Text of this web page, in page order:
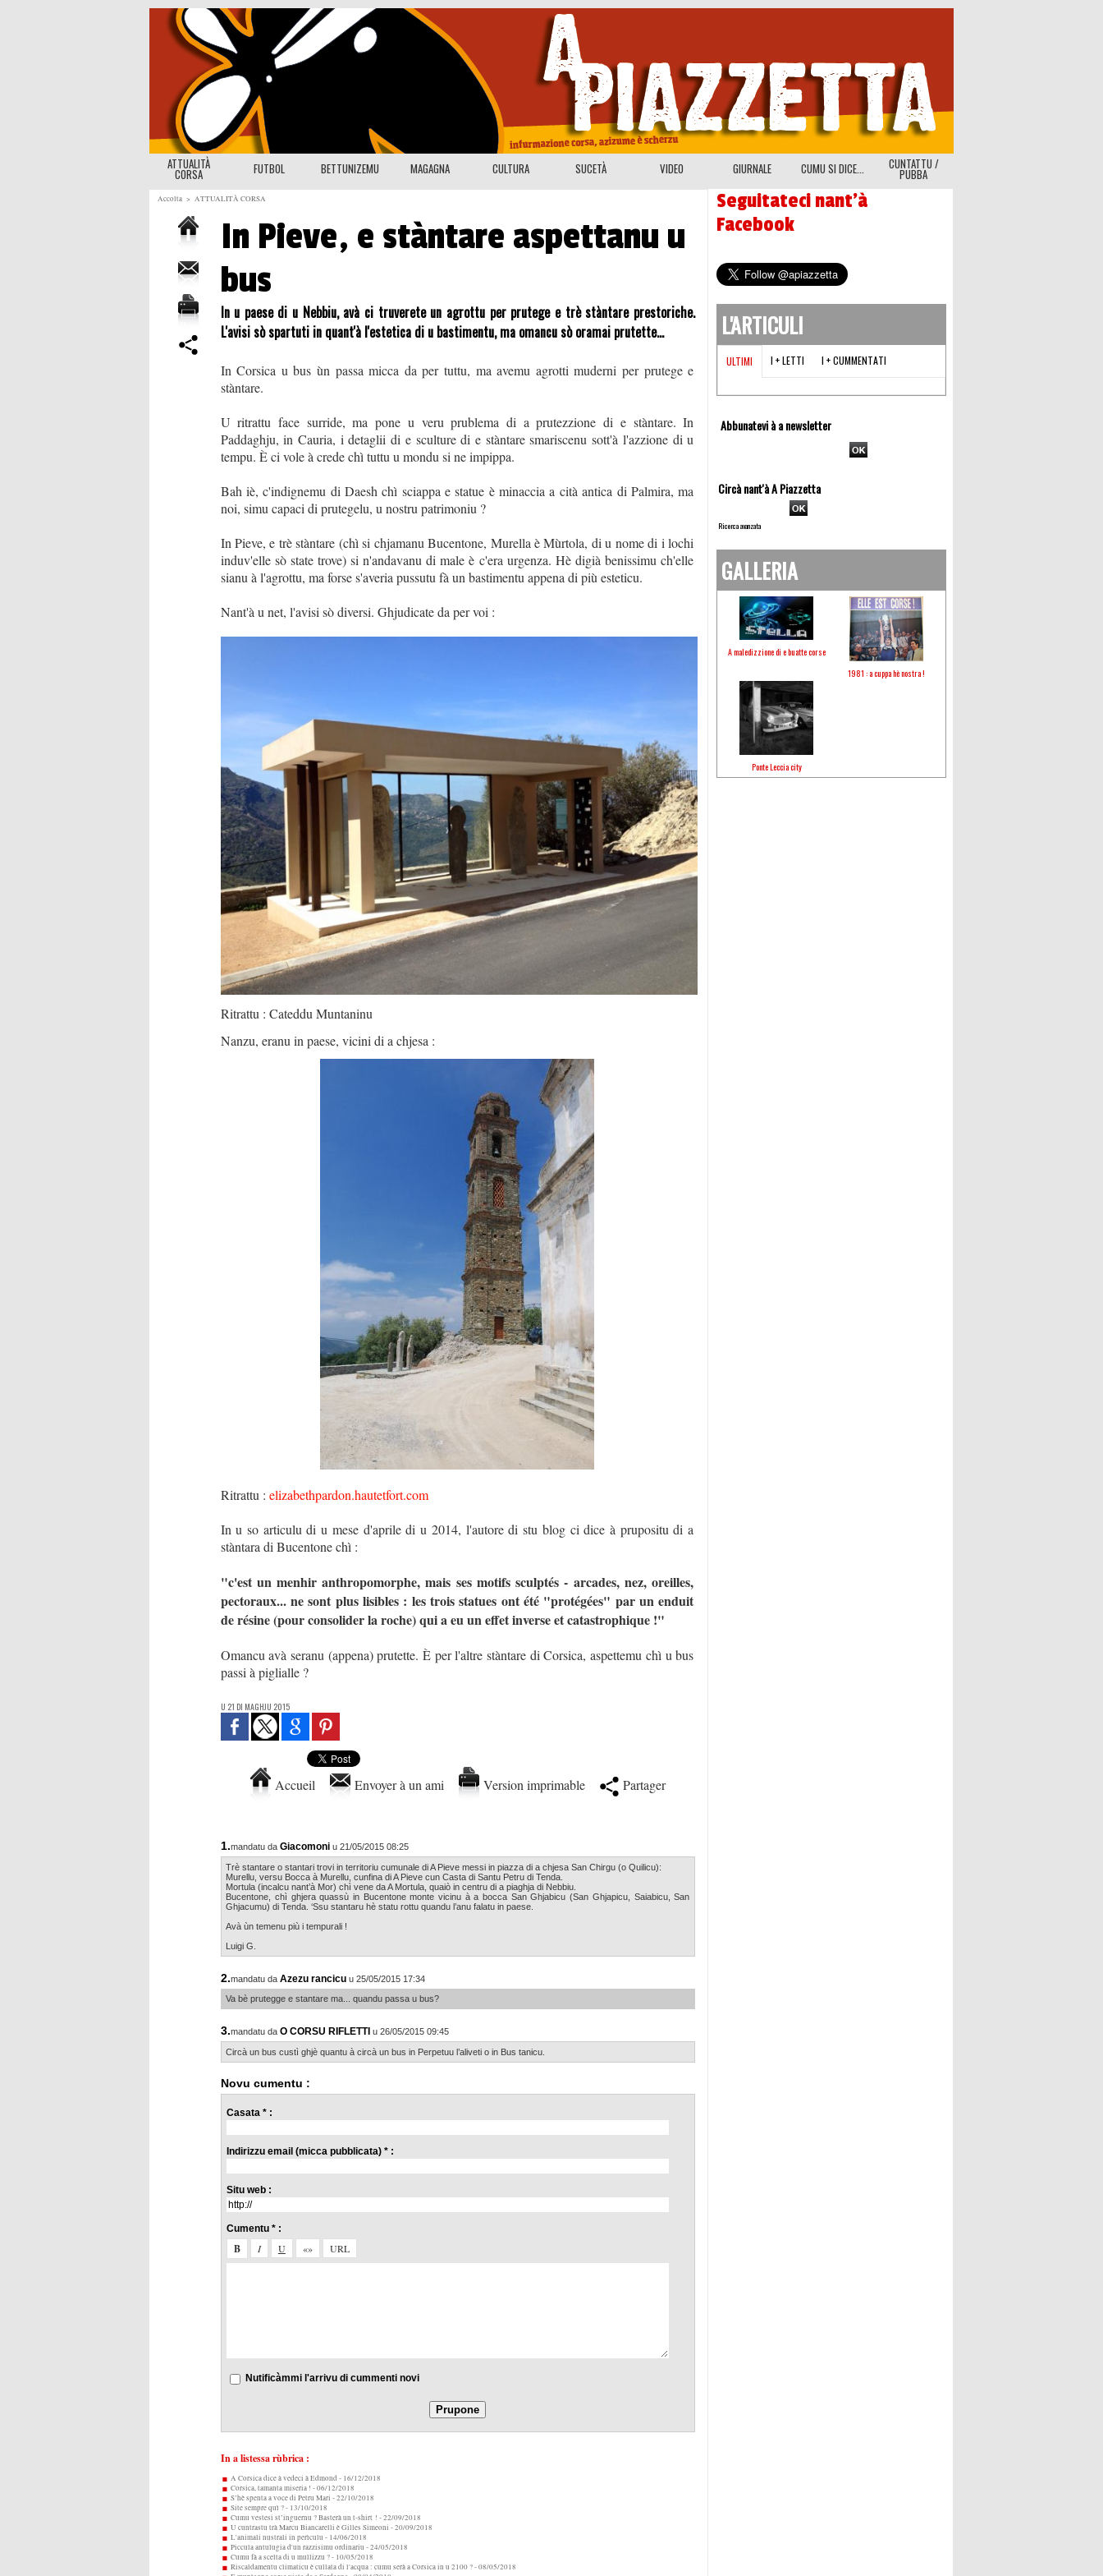
ATTUALITÀ
CORSA FUTBOL BETTUNIZEMU MAGAGNA CULTURA SUCETÀ VIDEO GIURNALE CUMU SI DICE... CUNTATTU /
PUBBA
Accolta > ATTUALITÀ CORSA
In Pieve, e stàntare aspettanu u
bus
In u paese di u Nebbiu, avà ci truverete un agrottu per prutege e trè stàntare prestoriche.
L'avisi sò spartuti in quant'à l'estetica di u bastimentu, ma omancu sò oramai prutette...
In Corsica u bus ùn passa micca da per tuttu, ma avemu agrotti muderni per prutege e
stàntare.
U ritrattu face surride, ma pone u veru prublema di a prutezzione di e stàntare. In
Paddaghju, in Cauria, i detaglii di e sculture di e stàntare smariscenu sott'à l'azzione di u
tempu. È ci vole à crede chì tuttu u mondu si ne impippa.
Bah iè, c'indignemu di Daesh chì sciappa e statue è minaccia a cità antica di Palmira, ma
noi, simu capaci di prutegelu, u nostru patrimoniu ?
In Pieve, e trè stàntare (chì si chjamanu Bucentone, Murella è Mùrtola, di u nome di i lochi
induv'elle sò state trove) si n'andavanu di male è c'era urgenza. Hè digià benissimu ch'elle
sianu à l'agrottu, ma forse s'averia pussutu fà un bastimentu appena di più esteticu.
Nant'à u net, l'avisi sò diversi. Ghjudicate da per voi :
Ritrattu : Cateddu Muntaninu
Nanzu, eranu in paese, vicini di a chjesa :
Ritrattu : elizabethpardon.hautetfort.com
In u so articulu di u mese d'aprile di u 2014, l'autore di stu blog ci dice à prupositu di a
stàntara di Bucentone chì :
"c'est un menhir anthropomorphe, mais ses motifs sculptés - arcades, nez, oreilles,
pectoraux... ne sont plus lisibles : les trois statues ont été "protégées" par un enduit
de résine (pour consolider la roche) qui a eu un effet inverse et catastrophique !"
Omancu avà seranu (appena) prutette. È per l'altre stàntare di Corsica, aspettemu chì u bus
passi à piglialle ?
U 21 DI MAGHJU 2015
Accueil Envoyer à un ami Version imprimable Partager
1.mandatu da Giacomoni u 21/05/2015 08:25
Trè stantare o stantari trovi in territoriu cumunale di A Pieve messi in piazza di a chjesa San Chirgu (o Quilicu):
Murellu, versu Bocca à Murellu, cunfina di A Pieve cun Casta di Santu Petru di Tenda.
Mortula (incalcu nant’à Mor) chì vene da A Mortula, quaiò in centru di a piaghja di Nebbiu.
Bucentone, chì ghjera quassù in Bucentone monte vicinu à a bocca San Ghjabicu (San Ghjapicu, Saiabicu, San
Ghjacumu) di Tenda. ‘Ssu stantaru hè statu rottu quandu l’anu falatu in paese.
Avà ùn temenu più i tempurali !
Luigi G.
2.mandatu da Azezu rancicu u 25/05/2015 17:34
Va bè prutegge e stantare ma... quandu passa u bus?
3.mandatu da O CORSU RIFLETTI u 26/05/2015 09:45
Circà un bus custì ghjè quantu à circà un bus in Perpetuu l’aliveti o in Bus tanicu.
Novu cumentu :
Casata * :
Indirizzu email (micca pubblicata) * :
Situ web :
Cumentu * :
Nutificàmmi l'arrivu di cummenti novi
In a listessa rùbrica :
A Corsica dice à vedeci à Edmond - 16/12/2018
Corsica, tamanta miseria ! - 06/12/2018
S’hè spenta a voce di Petru Mari - 22/10/2018
Site sempre quì ? - 13/10/2018
Cumu vestesi st’inguernu ? Basterà un t-shirt ! - 22/09/2018
U cuntrastu trà Marcu Biancarelli è Gilles Simeoni - 20/09/2018
L'animali nustrali in perìculu - 14/06/2018
Piccula antulugia d'un razzisimu ordinariu - 24/05/2018
Cumu fà a scelta di u mullizzu ? - 10/05/2018
Riscaldamentu climaticu è cullata di l'acqua : cumu serà a Corsica in u 2100 ? - 08/05/2018
Seguitateci nant'à
Facebook
L'ARTICULI
ULTIMI I + LETTI I + CUMMENTATI
Abbunatevi à a newsletter
Circà nant'à A Piazzetta
Ricerca avanzata
GALLERIA
A maledizzione di e buatte corse
1981 : a cuppa hè nostra !
Ponte Leccia city